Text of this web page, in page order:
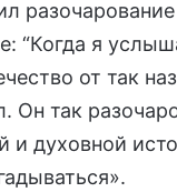
“Когда я
от так
Он так
и духовной